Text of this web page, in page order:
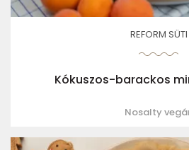
REFORM SÜTI
Kókuszos-barackos
Nosalty